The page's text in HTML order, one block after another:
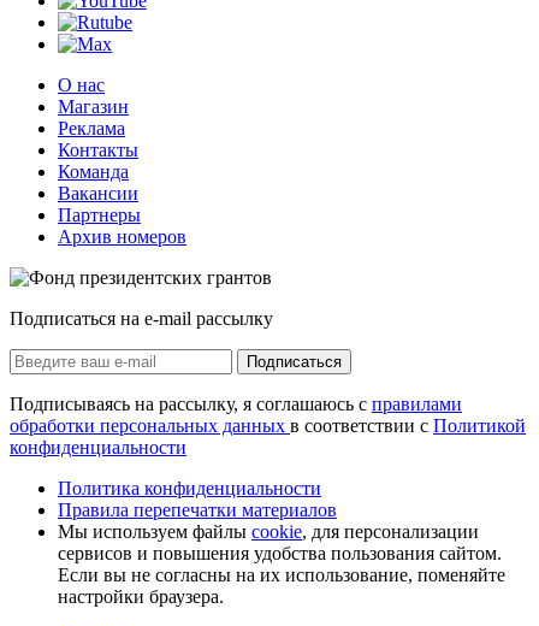
О нас
Магазин
Реклама
Контакты
Команда
Вакансии
Партнеры
Архив номеров
Подписаться на e-mail рассылку
Подписаться
Подписываясь на рассылку, я соглашаюсь с правилами
обработки персональных данных в соответствии с Политикой
конфиденциальности
Политика конфиденциальности
Правила перепечатки материалов
Мы используем файлы cookie, для персонализации
сервисов и повышения удобства пользования сайтом.
Если вы не согласны на их использование, поменяйте
настройки браузера.